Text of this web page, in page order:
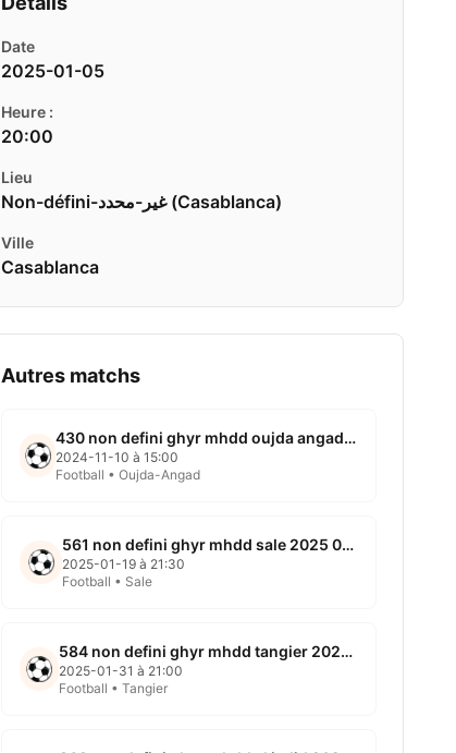
Date
2025-01-05
Heure :
20:00
Lieu
Non-défini-غير-محدد ( Casablanca)
Ville
Casablanca
Autres matchs
430 non defini ghyr mhdd oujda angad 2024 11 10
2024-11-10 à 15:00
Football • Oujda-Angad
561 non defini ghyr mhdd sale 2025 01 15
2025-01-19 à 21:30
Football • Sale
584 non defini ghyr mhdd tangier 2025 01 31
2025-01-31 à 21:00
Football • Tangier